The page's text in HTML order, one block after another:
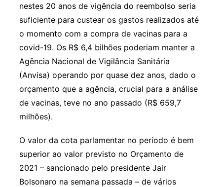
nestes 20 anos de vigência do reembolso seria
suficiente para custear os gastos realizados até
o momento com a compra de vacinas para a
covid-19. Os R$ 6,4 bilhões poderiam manter a
Agência Nacional de Vigilância Sanitária
(Anvisa) operando por quase dez anos, dado o
orçamento que a agência, crucial para a análise
de vacinas, teve no ano passado (R$ 659,7
milhões).
O valor da cota parlamentar no período é bem
superior ao valor previsto no Orçamento de
2021 – sancionado pelo presidente Jair
Bolsonaro na semana passada – de vários